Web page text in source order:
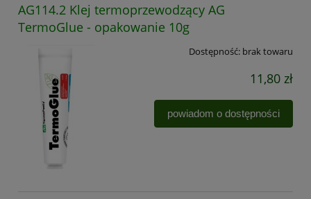
AG114.2 Klej termoprzewodzący AG
TermoGlue - opakowanie 10g
Dostępność: brak towaru
11,80 zł
powiadom o dostępności